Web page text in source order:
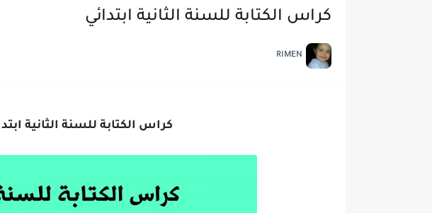
كراس الكتابة للسنة الثانية ابتدائي
RIMEN
كراس الكتابة للسنة الثانية